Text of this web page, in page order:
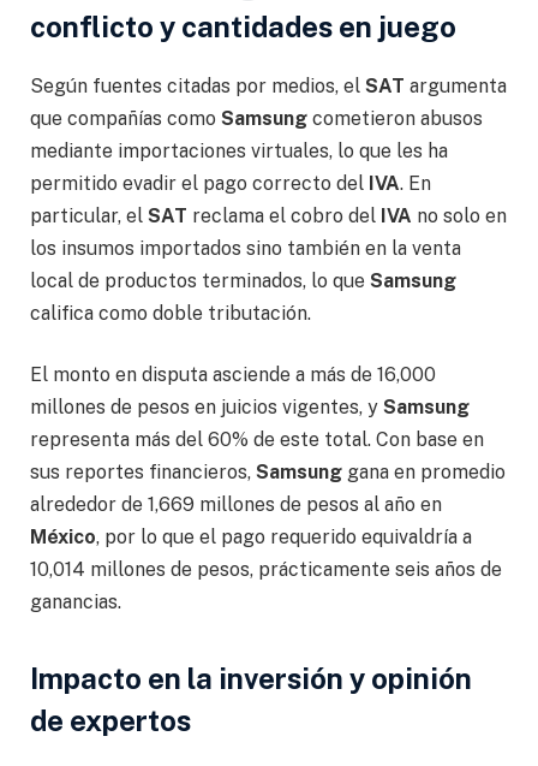
conflicto y cantidades en juego
Según fuentes citadas por medios, el SAT argumenta
que compañías como Samsung cometieron abusos
mediante importaciones virtuales, lo que les ha
permitido evadir el pago correcto del IVA. En
particular, el SAT reclama el cobro del IVA no solo en
los insumos importados sino también en la venta
local de productos terminados, lo que Samsung
califica como doble tributación.
El monto en disputa asciende a más de 16,000
millones de pesos en juicios vigentes, y Samsung
representa más del 60% de este total. Con base en
sus reportes financieros, Samsung gana en promedio
alrededor de 1,669 millones de pesos al año en
México, por lo que el pago requerido equivaldría a
10,014 millones de pesos, prácticamente seis años de
ganancias.
Impacto en la inversión y opinión
de expertos